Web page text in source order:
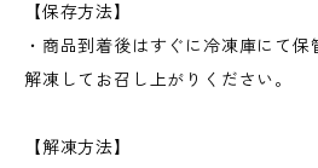
【保存方法】
・商品到着後はすぐに冷凍庫にて
解凍してお召し上がりください。
【解凍方法】